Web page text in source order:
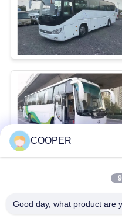
Bad Request
COOPER
Good day, what product are